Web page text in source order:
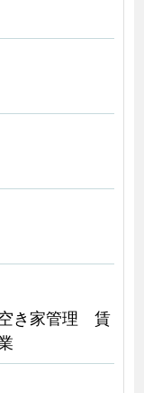
き家管理 賃